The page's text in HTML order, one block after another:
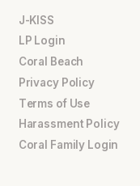
J-KISS
LP Login
Coral Beach
Privacy Policy
Terms of Use
Harassment Policy
Coral Family Login